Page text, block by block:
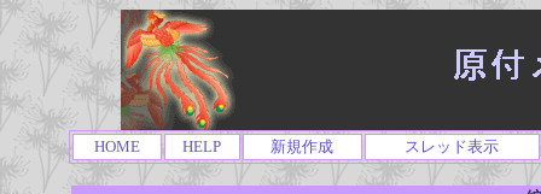
HOME HELP 新規作成 スレッド表示